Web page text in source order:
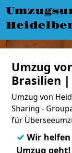
Umzug
Brasilien |
Umzug von
Sharing -
für
✓ Wir
Umzug geht!